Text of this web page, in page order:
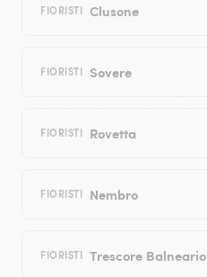
FIORISTI Clusone
FIORISTI Sovere
FIORISTI Rovetta
FIORISTI Nembro
FIORISTI Trescore Balneario